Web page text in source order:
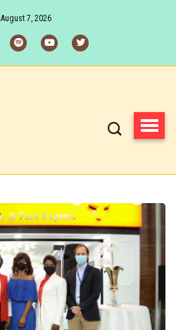
August 7, 2026